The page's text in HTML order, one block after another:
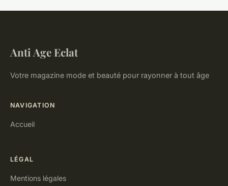
Anti Age Eclat
Votre magazine mode et beauté pour rayonner à tout âge
NAVIGATION
Accueil
LÉGAL
Mentions légales